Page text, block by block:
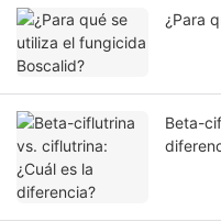
¿Para
Beta-